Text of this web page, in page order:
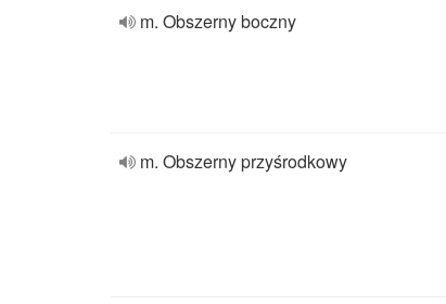
m. Obszerny boczny
m. Obszerny przyśrodkowy